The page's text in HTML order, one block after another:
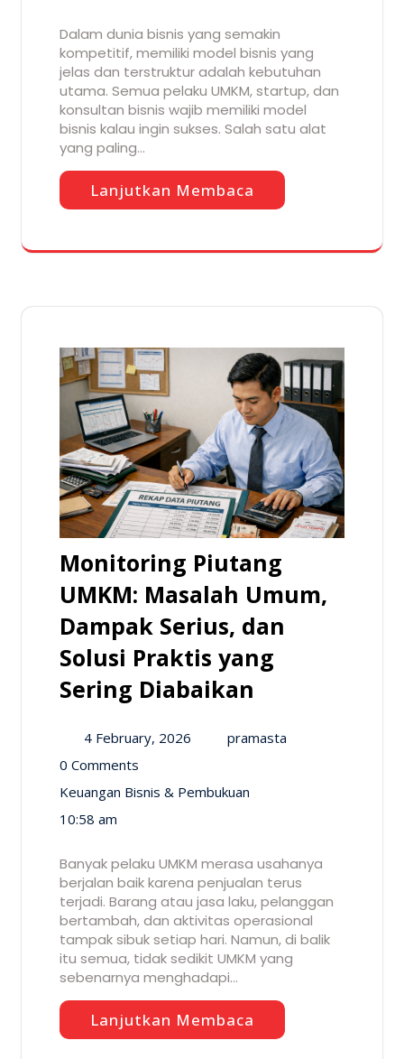
Dalam dunia bisnis yang semakin
kompetitif, memiliki model bisnis yang
jelas dan terstruktur adalah kebutuhan
utama. Semua pelaku UMKM, startup, dan
konsultan bisnis wajib memiliki model
bisnis kalau ingin sukses. Salah satu alat
yang paling…
Lanjutkan Membaca
Monitoring Piutang
UMKM: Masalah Umum,
Dampak Serius, dan
Solusi Praktis yang
Sering Diabaikan
4 February, 2026
pramasta
0 Comments
Keuangan Bisnis & Pembukuan
10:58 am
Banyak pelaku UMKM merasa usahanya
berjalan baik karena penjualan terus
terjadi. Barang atau jasa laku, pelanggan
bertambah, dan aktivitas operasional
tampak sibuk setiap hari. Namun, di balik
itu semua, tidak sedikit UMKM yang
sebenarnya menghadapi…
Lanjutkan Membaca